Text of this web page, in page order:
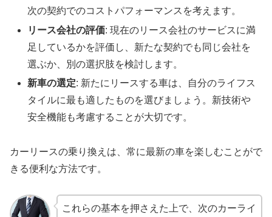
次の契約でのコストパフォーマンスを考えます。
リース会社の評価: 現在のリース会社のサービスに満
足しているかを評価し、新たな契約でも同じ会社を
選ぶか、別の選択肢を検討します。
新車の選定: 新たにリースする車は、自分のライフス
タイルに最も適したものを選びましょう。新技術や
安全機能も考慮することが大切です。
カーリースの乗り換えは、常に最新の車を楽しむことがで
きる便利な方法です。
これらの基本を押さえた上で、次のカーライ